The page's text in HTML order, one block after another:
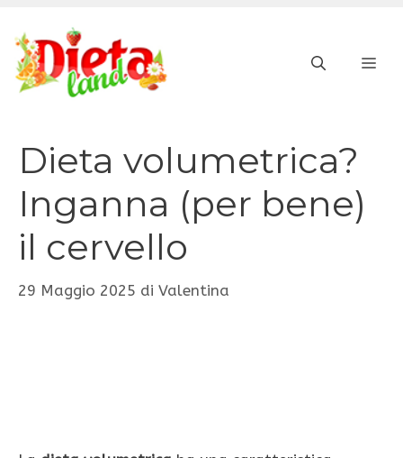
contenuto
Dieta volumetrica?
Inganna (per bene)
il cervello
29 Maggio 2025 di Valentina